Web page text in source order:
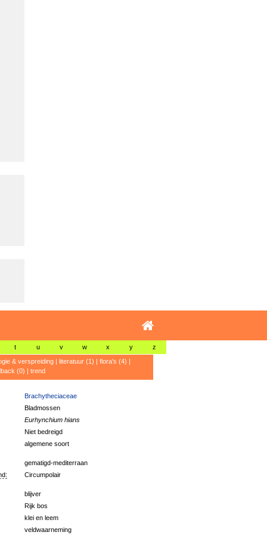
t u v w x y z
& verspreiding| literatuur (1) | flora's (4) |
(0) | trend
Brachytheciaceae
Bladmossen
Eurhynchium hians
Niet bedreigd
algemene soort
gematigd-mediterraan
Circumpolair
blijver
Rijk bos
klei en leem
veldwaarneming